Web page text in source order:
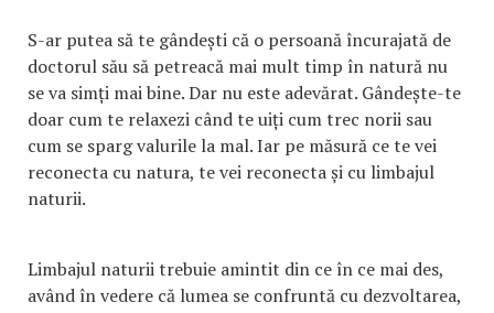
S-ar putea să te gândești că o persoană încurajată de
doctorul său să petreacă mai mult timp în natură nu
se va simți mai bine. Dar nu este adevărat. Gândește-te
doar cum te relaxezi când te uiți cum trec norii sau
cum se sparg valurile la mal. Iar pe măsură ce te vei
reconecta cu natura, te vei reconecta și cu limbajul
naturii.
Limbajul naturii trebuie amintit din ce în ce mai des,
având în vedere că lumea se confruntă cu dezvoltarea,